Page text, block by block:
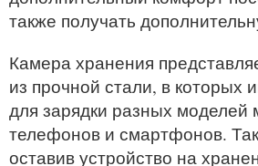
также получать
Камера хранения
из прочной стали, в которых
для зарядки разных моделей
телефонов и смартфонов.
оставив устройство на